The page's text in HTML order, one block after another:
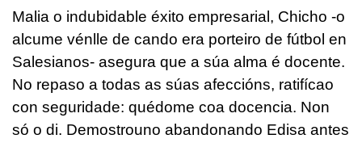
Malia o indubidable éxito empresarial, Chicho -o
alcume vénlle de cando era porteiro de fútbol en
Salesianos- asegura que a súa alma é docente.
No repaso a todas as súas afeccións, ratifícao
con seguridade: quédome coa docencia. Non
só o di. Demostrouno abandonando Edisa antes